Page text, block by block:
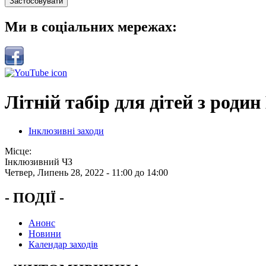
Ми в соціальних мережах:
Літній табір для дітей з
Інклюзивні заходи
Місце:
Інклюзивний ЧЗ
Четвер, Липень 28, 2022 - 11:00 до 14:00
- ПОДІЇ -
Анонс
Новини
Календар заходів